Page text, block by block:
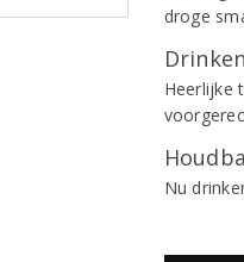
droge
Heerlijke
Nu